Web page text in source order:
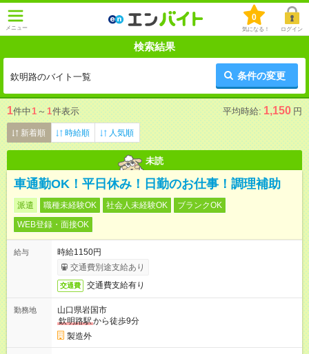
メニュー
0
気になる！ ログイン
検索結果
欽明路のバイト一覧 条件の変更
1件中1 ～ 1件表示 平均時給: 1,150 円
新着順 時給順 人気順
未読
車通勤OK！平日休み！日勤のお仕事！調理補助
派遣 職種未経験OK 社会人未経験OK
ブランクOK
WEB登録・面接OK
給与
時給1150円
交通費別途支給あり
交通費 交通費支給有り
勤務地
山口県岩国市
欽明路駅から徒歩9分
製造外